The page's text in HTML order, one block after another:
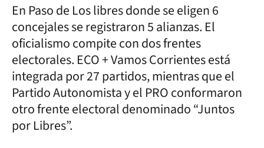
En Paso de Los libres donde se eligen 6
concejales se registraron 5 alianzas. El
oficialismo compite con dos frentes
electorales. ECO + Vamos Corrientes está
integrada por 27 partidos, mientras que el
Partido Autonomista y el PRO conformaron
otro frente electoral denominado “Juntos
por Libres”.